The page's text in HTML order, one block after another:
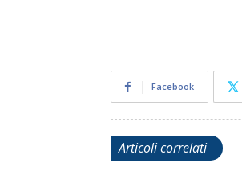
Facebook
Articoli correlati